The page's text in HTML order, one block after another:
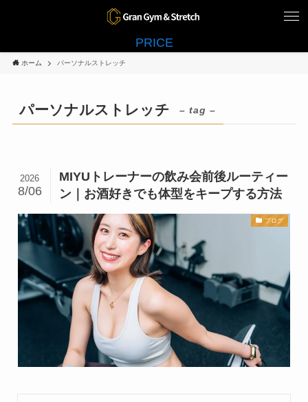
PRICE
ホーム パーソナルストレッチ
パーソナルストレッチ – tag –
MIYUトレーナーの飲み会前後ルーティー
ン｜お酒好きでも体型をキープする方法
2026
8/06
ブログ